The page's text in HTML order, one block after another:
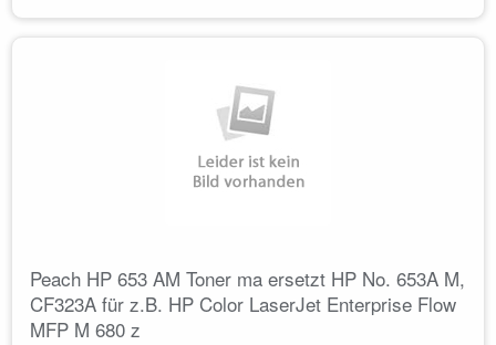
Peach HP 653 AM Toner ma ersetzt HP No. 653A M,
CF323A für z.B. HP Color LaserJet Enterprise Flow
MFP M 680 z